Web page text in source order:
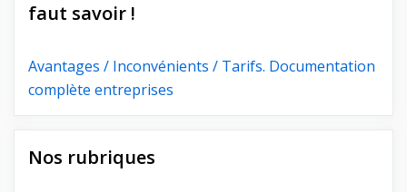
faut savoir !
Avantages / Inconvénients / Tarifs. Documentation
complète entreprises
Nos rubriques